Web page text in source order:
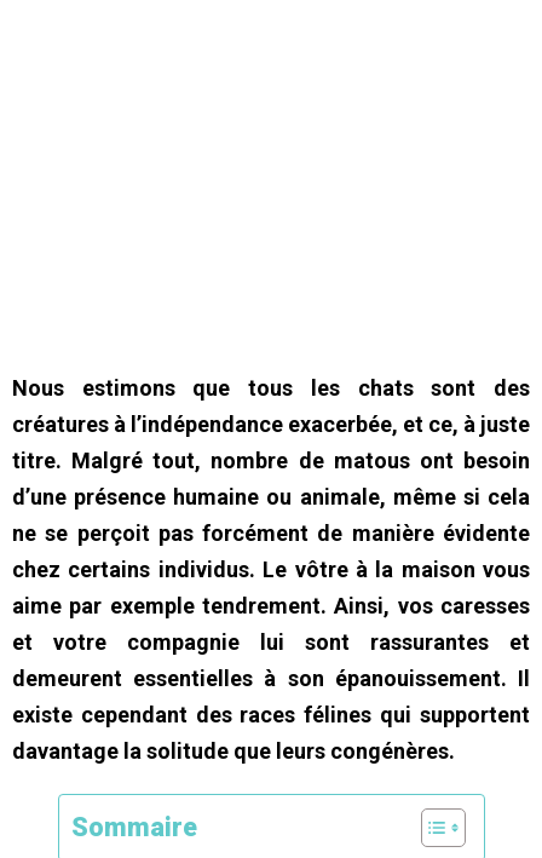
Nous estimons que tous les chats sont des
créatures à l’indépendance exacerbée, et ce, à juste
titre. Malgré tout, nombre de matous ont besoin
d’une présence humaine ou animale, même si cela
ne se perçoit pas forcément de manière évidente
chez certains individus. Le vôtre à la maison vous
aime par exemple tendrement. Ainsi, vos caresses
et votre compagnie lui sont rassurantes et
demeurent essentielles à son épanouissement. Il
existe cependant des races félines qui supportent
davantage la solitude que leurs congénères.
Sommaire